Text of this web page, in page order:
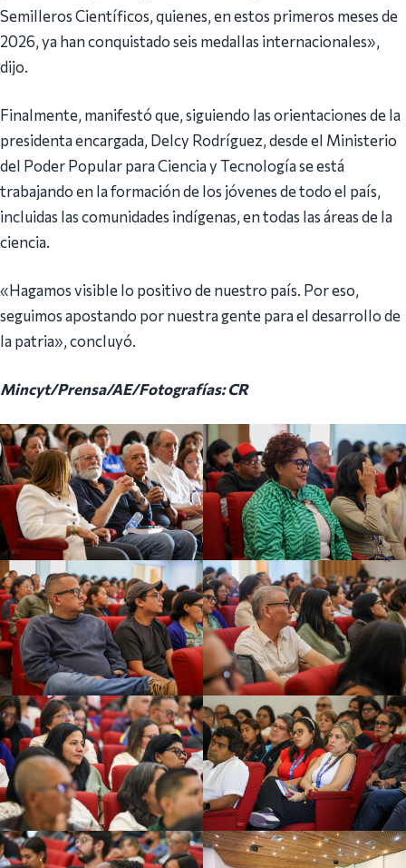
Semilleros Científicos, quienes, en estos primeros meses de
2026, ya han conquistado seis medallas internacionales»,
dijo.
Finalmente, manifestó que, siguiendo las orientaciones de la
presidenta encargada, Delcy Rodríguez, desde el Ministerio
del Poder Popular para Ciencia y Tecnología se está
trabajando en la formación de los jóvenes de todo el país,
incluidas las comunidades indígenas, en todas las áreas de la
ciencia.
«Hagamos visible lo positivo de nuestro país. Por eso,
seguimos apostando por nuestra gente para el desarrollo de
la patria», concluyó.
Mincyt/Prensa/AE/Fotografías: CR